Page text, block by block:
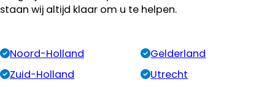
keurig
oogt weer als
staan wij altijd klaar om u te helpen.
Noord-Holland
Gelderland
Zuid-Holland
Utrecht